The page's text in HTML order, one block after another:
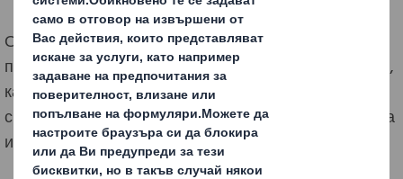
Открийте нашите готови транспортни опаковки за
продажба на дребно и продукти за търговски обекти,
както и другите ни контейнери, които отговарят на
специфичните изисквания на пазара за стоки за бита
и лична хигиена.